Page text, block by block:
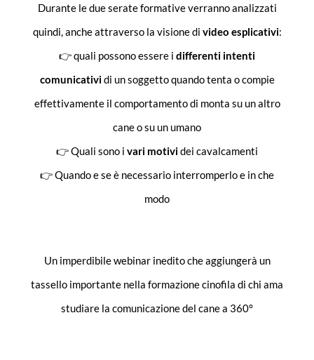
Durante le due serate formative verranno analizzati
quindi, anche attraverso la visione di video esplicativi:
👉 quali possono essere i differenti intenti
comunicatividi un soggetto quando tenta o compie
effettivamente il comportamento di monta su un altro
cane o su un umano
👉 Quali sono i vari motividei cavalcamenti
👉 Quando e se è necessario interromperlo e in che
modo
Un imperdibile webinar inedito che aggiungerà un
tassello importante nella formazione cinofila di chi ama
studiare la comunicazione del cane a 360°